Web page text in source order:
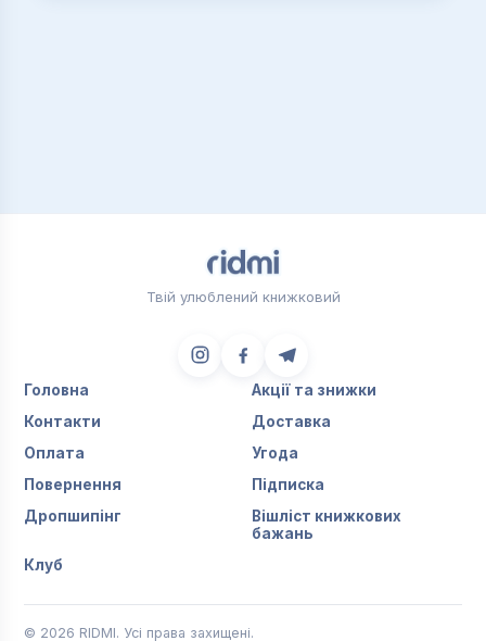
Твій улюблений книжковий
Головна
Акції та знижки
Контакти
Доставка
Оплата
Угода
Повернення
Підписка
Дропшипінг
Вішліст книжкових
бажань
Клуб
© 2026 RIDMI. Усі права захищені.